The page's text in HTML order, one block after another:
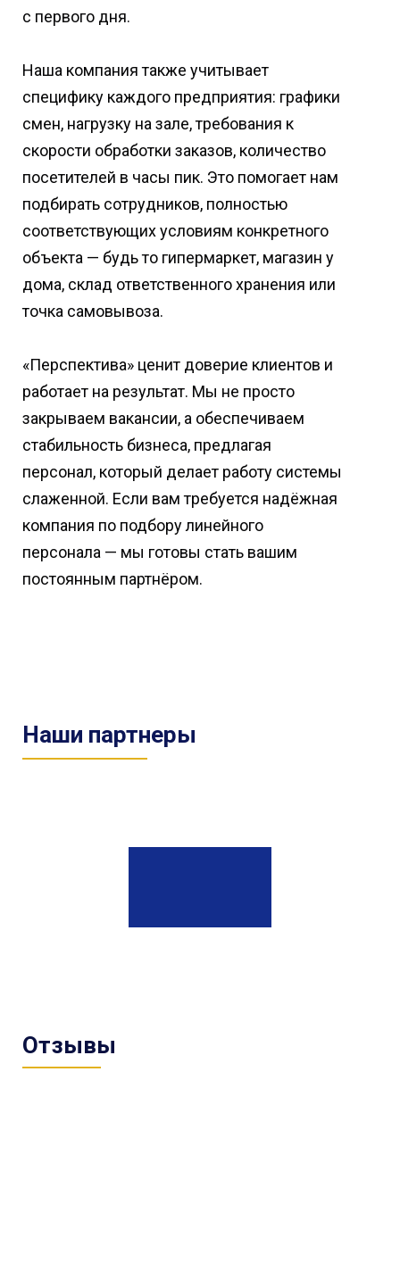
с первого дня.
Наша компания также учитывает
специфику каждого предприятия: графики
смен, нагрузку на зале, требования к
скорости обработки заказов, количество
посетителей в часы пик. Это помогает нам
подбирать сотрудников, полностью
соответствующих условиям конкретного
объекта — будь то гипермаркет, магазин у
дома, склад ответственного хранения или
точка самовывоза.
«Перспектива» ценит доверие клиентов и
работает на результат. Мы не просто
закрываем вакансии, а обеспечиваем
стабильность бизнеса, предлагая
персонал, который делает работу системы
слаженной. Если вам требуется надёжная
компания по подбору линейного
персонала — мы готовы стать вашим
постоянным партнёром.
Наши партнеры
Отзывы